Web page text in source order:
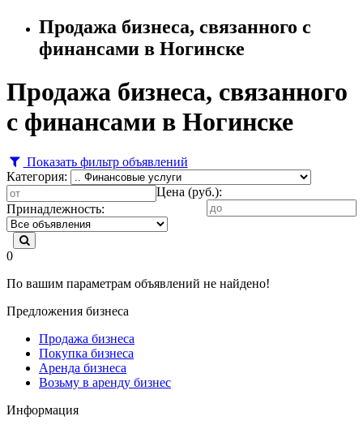
Продажа бизнеса, связанного с
финансами в Ногинске
Продажа бизнеса, связанного
с финансами в Ногинске
Показать фильтр объявлений
Категория:
Цена (руб.):
Принадлежность:
0
По вашим параметрам объявлений не найдено!
Предложения бизнеса
Продажа бизнеса
Покупка бизнеса
Аренда бизнеса
Возьму в аренду бизнес
Информация